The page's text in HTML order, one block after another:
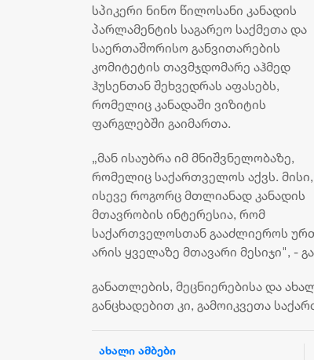
სპიკერი ნინო წილოსანი კანადის
პარლამენტის საგარეო საქმეთა და
საერთაშორისო განვითარების
კომიტეტის თავმჯდომარე აჰმედ
ჰუსენთან შეხვედრას აფასებს,
რომელიც კანადაში ვიზიტის
ფარგლებში გაიმართა.
„მან ისაუბრა იმ მნიშვნელობაზე,
რომელიც საქართველოს აქვს. მისი,
ისევე როგორც მთლიანად კანადის
მთავრობის ინტერესია, რომ
საქართველოსთან გააძლიეროს
არის ყველაზე მთავარი მესიჯი", -
განათლების, მეცნიერებისა და
განცხადებით კი, გამოიკვეთა
ახალი ამბები